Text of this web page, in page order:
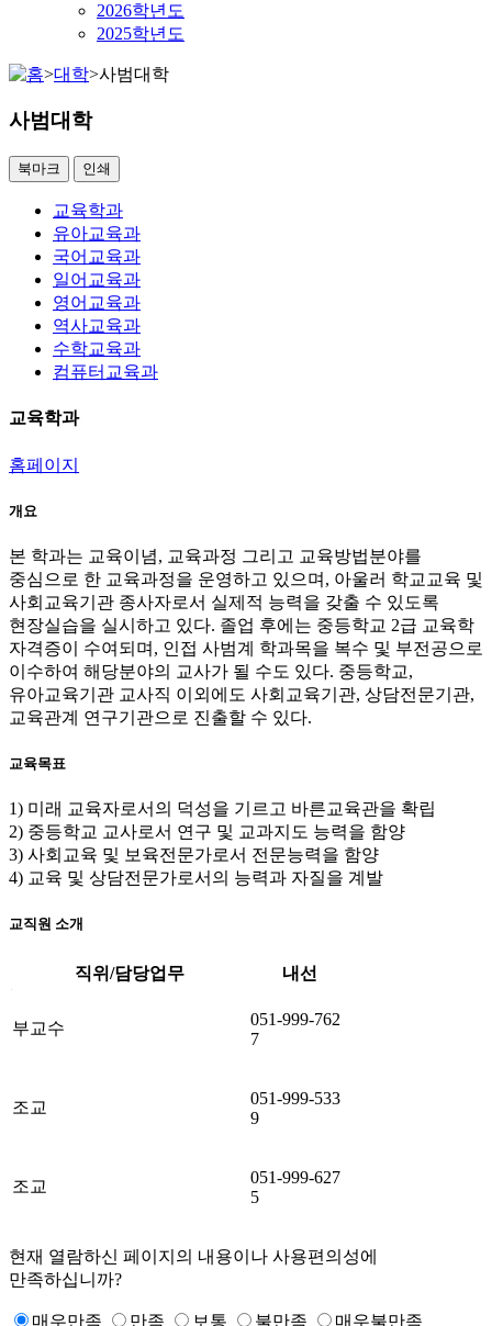
2026학년도
2025학년도
>대학>사범대학
사범대학
북마크 인쇄
교육학과
유아교육과
국어교육과
일어교육과
영어교육과
역사교육과
수학교육과
컴퓨터교육과
교육학과
홈페이지
개요
본 학과는 교육이념, 교육과정 그리고 교육방법분야를
중심으로 한 교육과정을 운영하고 있으며, 아울러 학교교육 및
사회교육기관 종사자로서 실제적 능력을 갖출 수 있도록
현장실습을 실시하고 있다. 졸업 후에는 중등학교 2급 교육학
자격증이 수여되며, 인접 사범계 학과목을 복수 및 부전공으로
이수하여 해당분야의 교사가 될 수도 있다. 중등학교,
유아교육기관 교사직 이외에도 사회교육기관, 상담전문기관,
교육관계 연구기관으로 진출할 수 있다.
교육목표
1) 미래 교육자로서의 덕성을 기르고 바른교육관을 확립
2) 중등학교 교사로서 연구 및 교과지도 능력을 함양
3) 사회교육 및 보육전문가로서 전문능력을 함양
4) 교육 및 상담전문가로서의 능력과 자질을 계발
교직원 소개
직위/담당업무 내선
부교수
051-999-762
7
조교
051-999-533
9
조교
051-999-627
5
현재 열람하신 페이지의 내용이나 사용편의성에
만족하십니까?
매우만족 만족 보통 불만족 매우불만족